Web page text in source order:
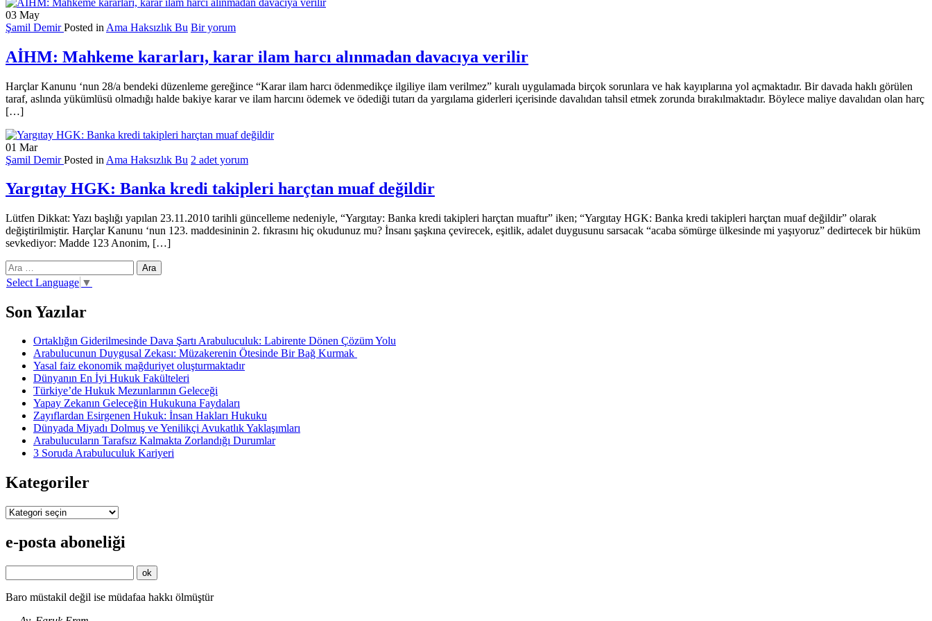
03 May
Şamil DemirPosted in Ama Haksızlık Bu Bir yorum
AİHM: Mahkeme kararları, karar ilam harcı alınmadan davacıya verilir
Harçlar Kanunu ‘nun 28/a bendeki düzenleme gereğince “Karar ilam harcı ödenmedikçe ilgiliye ilam verilmez” kuralı uygulamada birçok sorunlara ve hak kayıplarına yol açmaktadır. Bir davada haklı görülen
taraf, aslında yükümlüsü olmadığı halde bakiye karar ve ilam harcını ödemek ve ödediği tutarı da yargılama giderleri içerisinde davalıdan tahsil etmek zorunda bırakılmaktadır. Böylece maliye davalıdan olan harç
[…]
01 Mar
Şamil DemirPosted in Ama Haksızlık Bu 2 adet yorum
Yargıtay HGK: Banka kredi takipleri harçtan muaf değildir
Lütfen Dikkat: Yazı başlığı yapılan 23.11.2010 tarihli güncelleme nedeniyle, “Yargıtay: Banka kredi takipleri harçtan muaftır” iken; “Yargıtay HGK: Banka kredi takipleri harçtan muaf değildir” olarak
değiştirilmiştir. Harçlar Kanunu ‘nun 123. maddesininin 2. fıkrasını hiç okudunuz mu? İnsanı şaşkına çevirecek, eşitlik, adalet duygusunu sarsacak “acaba sömürge ülkesinde mi yaşıyoruz” dedirtecek bir hüküm
sevkediyor: Madde 123 Anonim, […]
Arama:
Select Language ▼
Son Yazılar
Ortaklığın Giderilmesinde Dava Şartı Arabuluculuk: Labirente Dönen Çözüm Yolu
Arabulucunun Duygusal Zekası: Müzakerenin Ötesinde Bir Bağ Kurmak
Yasal faiz ekonomik mağduriyet oluşturmaktadır
Dünyanın En İyi Hukuk Fakülteleri
Türkiye’de Hukuk Mezunlarının Geleceği
Yapay Zekanın Geleceğin Hukukuna Faydaları
Zayıflardan Esirgenen Hukuk: İnsan Hakları Hukuku
Dünyada Miyadı Dolmuş ve Yenilikçi Avukatlık Yaklaşımları
Arabulucuların Tarafsız Kalmakta Zorlandığı Durumlar
3 Soruda Arabuluculuk Kariyeri
Kategoriler
Kategoriler
e-posta aboneliği
Baro müstakil değil ise müdafaa hakkı ölmüştür